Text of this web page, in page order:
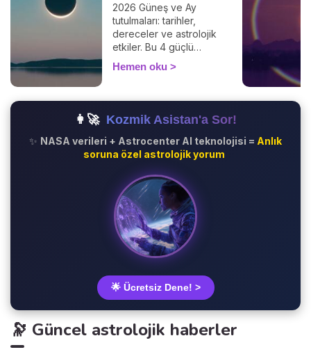
%100 güvenilir bir sonuç
alacağınızdan emin
olabilirsiniz 🙏.
2026 Güneş ve Ay
tutulmaları: tarihler,
dereceler ve astrolojik
etkiler. Bu 4 güçlü
fenomenin hayatınızı nasıl
etkilediğini keşfedin.
Hemen oku
👩‍🚀 Kozmik Asistan'a Sor!
✨ NASA verileri + Astrocenter AI teknolojisi = Anlık
soruna özel astrolojik yorum
🌟 Ücretsiz Dene! >
🔭 Güncel astrolojik haberler